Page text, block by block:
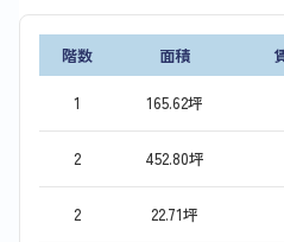
階数 面積
1 165.62坪
2 452.80坪
2 22.71坪